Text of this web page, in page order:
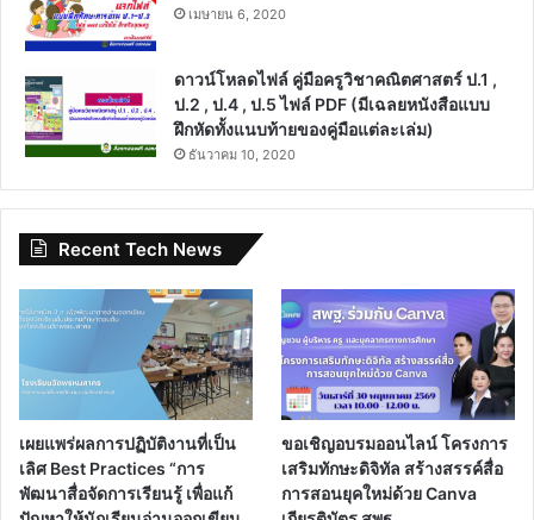
เมษายน 6, 2020
ดาวน์โหลดไฟล์ คู่มือครูวิชาคณิตศาสตร์ ป.1 ,
ป.2 , ป.4 , ป.5 ไฟล์ PDF (มีเฉลยหนังสือแบบ
ฝึกหัดทั้งแนบท้ายของคู่มือแต่ละเล่ม)
ธันวาคม 10, 2020
Recent Tech News
เผยแพร่ผลการปฏิบัติงานที่เป็น
เลิศ Best Practices “การ
พัฒนาสื่อจัดการเรียนรู้ เพื่อแก้
ขอเชิญอบรมออนไลน์ โครงการ
เสริมทักษะดิจิทัล สร้างสรรค์สื่อ
การสอนยุคใหม่ด้วย Canva